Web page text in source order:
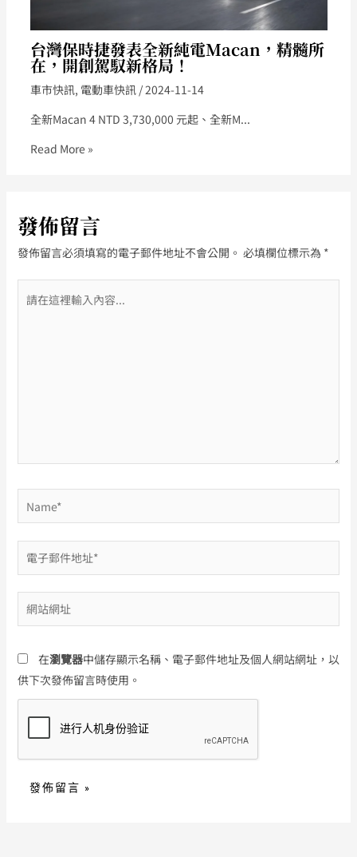
台灣保時捷發表全新純電Macan，精髓所
在，開創駕馭新格局！
車市快訊, 電動車快訊/2024-11-14
全新Macan 4 NTD 3,730,000 元起、全新M...
Read More »
發佈留言
發佈留言必須填寫的電子郵件地址不會公開。 必填欄位標示為 *
在
Name*
子
郵
件
址
*
站
址
在瀏覽器中儲存顯示名稱、電子郵件地址及個人網站網址，以
供下次發佈留言時使用。